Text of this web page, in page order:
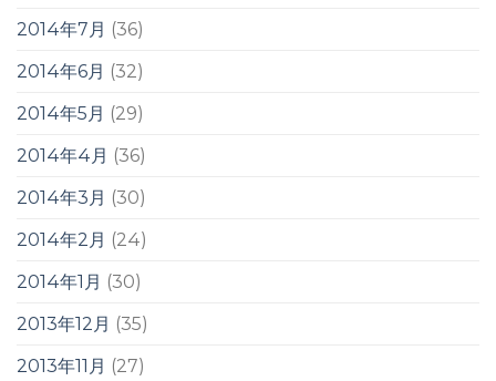
2014年7月 (36)
2014年6月 (32)
2014年5月 (29)
2014年4月 (36)
2014年3月 (30)
2014年2月 (24)
2014年1月 (30)
2013年12月 (35)
2013年11月 (27)